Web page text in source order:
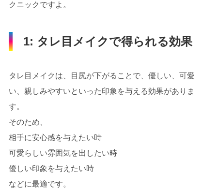
クニックですよ。
1: タレ目メイクで得られる効果
タレ目メイクは、目尻が下がることで、優しい、可愛
い、親しみやすいといった印象を与える効果がありま
す。
そのため、
相手に安心感を与えたい時
可愛らしい雰囲気を出したい時
優しい印象を与えたい時
などに最適です。